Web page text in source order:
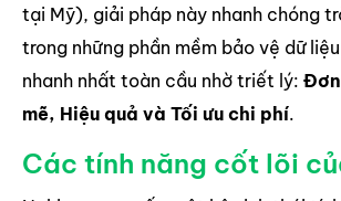
tại Mỹ), giải pháp này nhanh chóng
trong những phần mềm bảo vệ dữ
nhanh nhất toàn cầu nhờ triết lý:
mẽ, Hiệu quả và Tối ưu chi phí.
Các tính năng cốt lõi